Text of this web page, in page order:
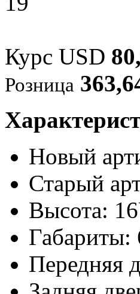
Курс USD
Розница
Новый
Старый
Высота:
Передняя